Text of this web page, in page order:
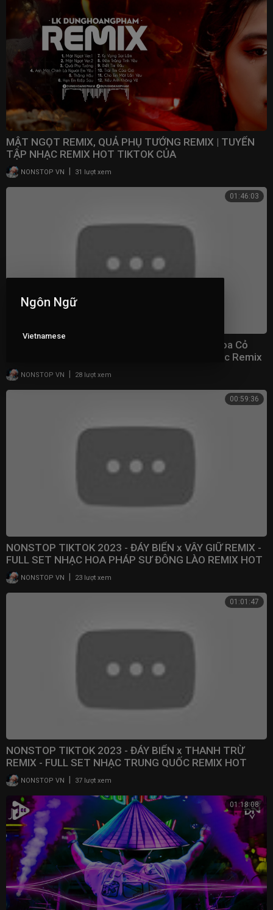
MẬT NGỌT REMIX, QUẢ PHỤ TƯỚNG REMIX | TUYỂN
TẬP NHẠC REMIX HOT TIKTOK CỦA
DUNGHOANGPHAM
NONSTOP VN 31 lượt xem
01:46:03
Top 30 Nhạc Remix TikTok Hay Nhất 2023 - Hoa Cỏ
Lau, Là Anh, Duyên Duyên Số Số, Sao Cũng Được Remix
NONSTOP VN 28 lượt xem
00:59:36
NONSTOP TIKTOK 2023 - ĐÁY BIỂN x VÂY GIỮ REMIX -
FULL SET NHẠC HOA PHÁP SƯ ĐÔNG LÀO REMIX HOT
2023NONSTOP VN 23 lượt xem
01:01:47
NONSTOP TIKTOK 2023 - ĐÁY BIỂN x THANH TRỪ
REMIX - FULL SET NHẠC TRUNG QUỐC REMIX HOT
TRENDS TIKTOK
NONSTOP VN | 37 lượt xem
01:18:08
Ngôn Ngữ
Vietnamese